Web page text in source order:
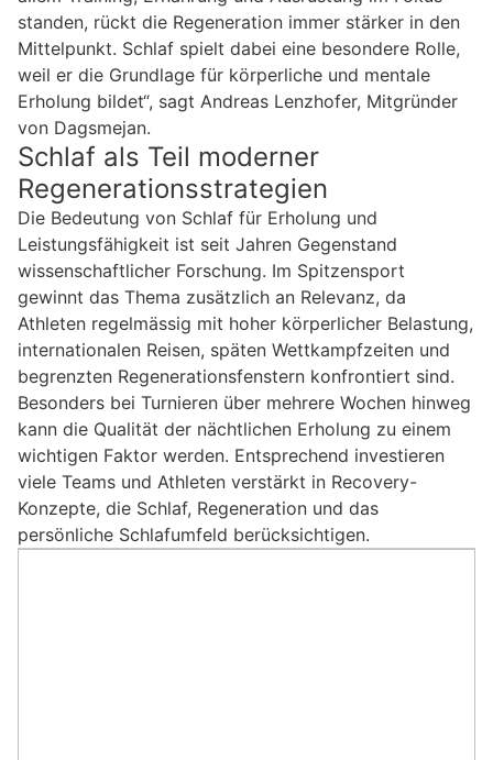
standen, rückt die Regeneration immer stärker in den
Mittelpunkt. Schlaf spielt dabei eine besondere Rolle,
weil er die Grundlage für körperliche und mentale
Erholung bildet“, sagt Andreas Lenzhofer, Mitgründer
von Dagsmejan.
Schlaf als Teil moderner
Regenerationsstrategien
Die Bedeutung von Schlaf für Erholung und
Leistungsfähigkeit ist seit Jahren Gegenstand
wissenschaftlicher Forschung. Im Spitzensport
gewinnt das Thema zusätzlich an Relevanz, da
Athleten regelmässig mit hoher körperlicher Belastung,
internationalen Reisen, späten Wettkampfzeiten und
begrenzten Regenerationsfenstern konfrontiert sind.
Besonders bei Turnieren über mehrere Wochen hinweg
kann die Qualität der nächtlichen Erholung zu einem
wichtigen Faktor werden. Entsprechend investieren
viele Teams und Athleten verstärkt in Recovery-
Konzepte, die Schlaf, Regeneration und das
persönliche Schlafumfeld berücksichtigen.